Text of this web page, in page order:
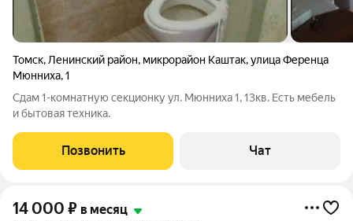
Томск, Ленинский район, микрорайон Каштак,улица Ференца
Мюнниха,1
Сдам 1-комнатную секционку ул. Мюнниха 1, 13кв. Есть мебель
и бытовая техника.
Позвонить Чат
14 000 ₽ в месяц